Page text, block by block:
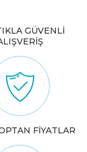
GÜVENLİ
FİYATLAR